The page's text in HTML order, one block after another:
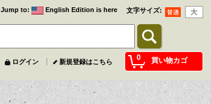
文字サイズ:
Jump to: English Edition is here
0 買い物カゴ
ログイン 新規登録はこちら